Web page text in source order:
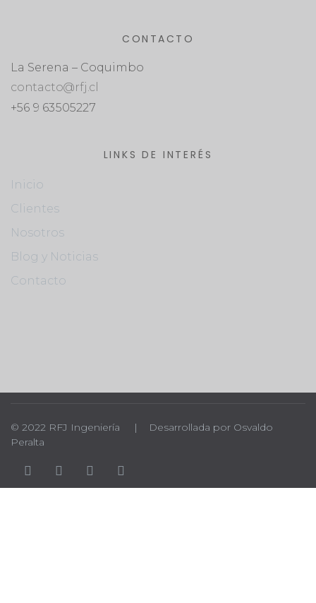
CONTACTO
La Serena – Coquimbo
contacto@rfj.cl
+56 9 63505227
LINKS DE INTERÉS
Inicio
Clientes
Nosotros
Blog y Noticias
Contacto
© 2022 RFJ Ingeniería | Desarrollada por Osvaldo
Peralta